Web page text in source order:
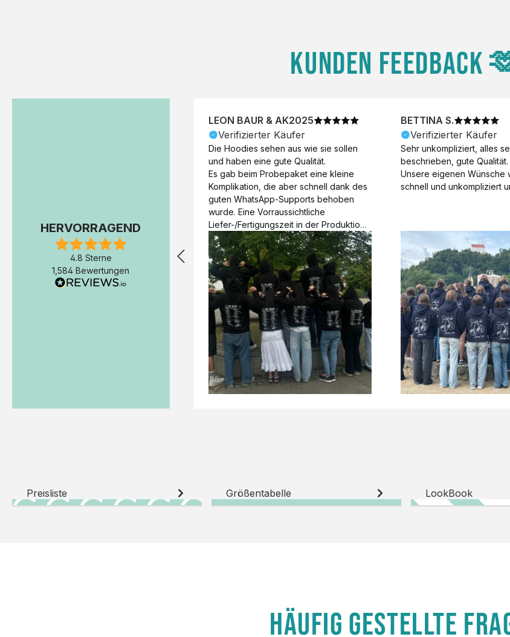
KUNDEN FEEDBACK
HERVORRAGEND
4.8 Sterne
1,584 Bewertungen
LEON BAUR & AK2025
Verifizierter Käufer
Die Hoodies sehen aus wie sie sollen
und haben eine gute Qualität.
Es gab beim Probepaket eine kleine
Komplikation, die aber schnell dank des
guten WhatsApp-Supports behoben
wurde. Eine Vorraussichtliche
Liefer-/Fertigungszeit in der Produktion
wäre hilfreich. Die Produktion dauerte 7
Werktage (inkl. Samstage und ohne
Express-Produktion), die Lieferung
erfolgte schon am Tag nach der
Fertigstellung der Produktion.
BETTINA S.
Verifizierter Käufer
Sehr unkompliziert, alles
beschrieben, gute Qualität.
Unsere eigenen Wünsche
schnell und unkompliziert
Preisliste Größentabelle LookBook
HÄUFIG GESTELLTE